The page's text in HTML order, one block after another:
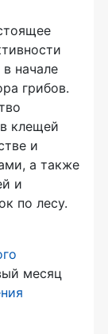
начале
грибов.
клещей
и
а также
и
по лесу.
месяц